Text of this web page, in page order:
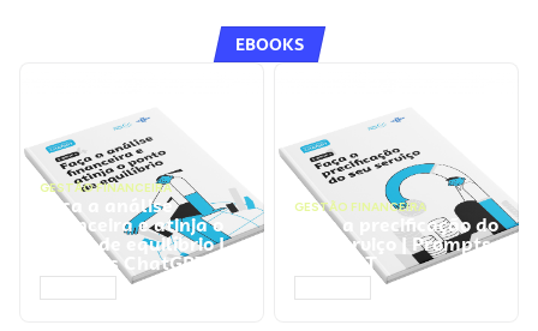
EBOOKS
GESTÃO FINANCEIRA
Faça a análise
financeira e atinja o
ponto de equilíbrio |
Prompts ChatGPT
GESTÃO FINANCEIRA
Faça a precificação do
seu serviço | Prompts
ChatGPT